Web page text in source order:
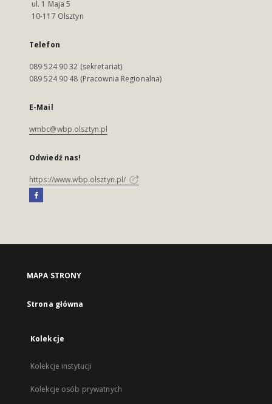
ul. 1 Maja 5
10-117 Olsztyn
Telefon
089 524 90 32 (sekretariat)
089 524 90 48 (Pracownia Regionalna)
E-Mail
wmbc@wbp.olsztyn.pl
Odwiedź nas!
https://www.wbp.olsztyn.pl/
MAPA STRONY
Strona główna
Kolekcje
Kolekcje instytucji
Kolekcje osób prywatnych